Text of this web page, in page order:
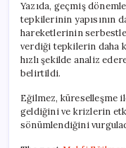
Yazıda, geçmiş
tepkilerinin yapısının
hareketlerinin
verdiği tepkilerin daha
hızlı şekilde analiz
belirtildi.
Eğilmez, küreselleşme
geldiğini ve krizlerin
sönümlendiğini